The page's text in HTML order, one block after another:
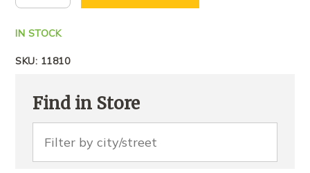
IN STOCK
SKU: 11810
Find in Store